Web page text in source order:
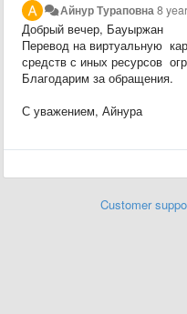
Айнур Тураповна 8
Добрый вечер, Бауыржан
Перевод на виртуальную
средств с иных ресурсов
Благодарим за обращения.
С уважением, Айнура
Customer